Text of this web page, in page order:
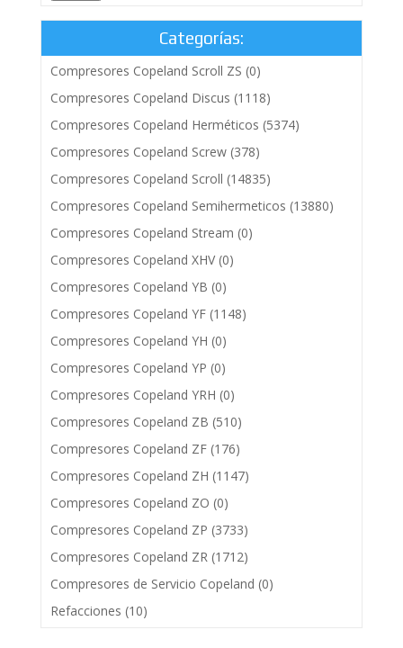
Categorías:
Compresores Copeland Scroll ZS (0)
Compresores Copeland Discus (1118)
Compresores Copeland Herméticos (5374)
Compresores Copeland Screw (378)
Compresores Copeland Scroll (14835)
Compresores Copeland Semihermeticos (13880)
Compresores Copeland Stream (0)
Compresores Copeland XHV (0)
Compresores Copeland YB (0)
Compresores Copeland YF (1148)
Compresores Copeland YH (0)
Compresores Copeland YP (0)
Compresores Copeland YRH (0)
Compresores Copeland ZB (510)
Compresores Copeland ZF (176)
Compresores Copeland ZH (1147)
Compresores Copeland ZO (0)
Compresores Copeland ZP (3733)
Compresores Copeland ZR (1712)
Compresores de Servicio Copeland (0)
Refacciones (10)